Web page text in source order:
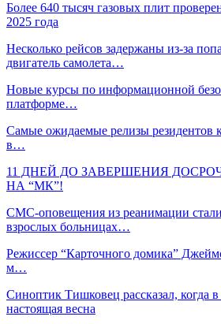
Более 640 тысяч газовых плит
2025 года
Несколько рейсов задержаны из-за
двигатель самолета…
Новые курсы по информационной
платформе…
Самые ожидаемые релизы резидентов
в…
11 ДНЕЙ ДО ЗАВЕРШЕНИЯ
НА “МК”!
СМС-оповещения из реанимации
взрослых больницах…
Режиссер “Карточного домика”
м…
Синоптик Тишковец рассказал, когда
настоящая весна